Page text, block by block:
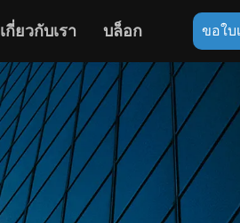
เกี่ยวกับเรา บล็อก ขอใบ